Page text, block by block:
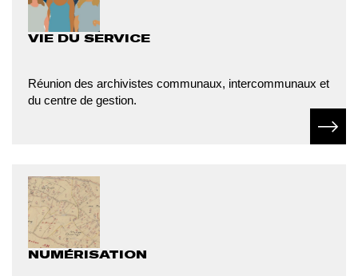
VIE DU SERVICE
Réunion des archivistes communaux, intercommunaux et
du centre de gestion.
En
NUMÉRISATION